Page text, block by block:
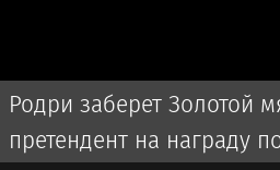
Родри заберет Золотой
претендент на награду